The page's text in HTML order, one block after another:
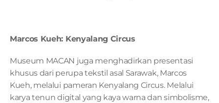
Marcos Kueh: Kenyalang Circus
Museum MACAN juga menghadirkan presentasi
khusus dari perupa tekstil asal Sarawak, Marcos
Kueh, melalui pameran Kenyalang Circus. Melalui
karya tenun digital yang kaya warna dan simbolisme,